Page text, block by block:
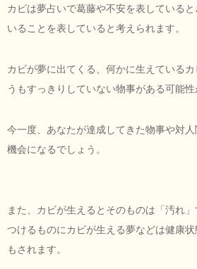
カビは夢占いで葛藤や不安を表している
いることを表していると考えられます。
カビが夢に出てくる、何かに生えている
うもすっきりしていない物事がある可能性
今一度、あなたが達成してきた物事や対
機会になるでしょう。
また、カビが生えるとそのものは「汚れ
つけるものにカビが生える夢などは健康
もされます。